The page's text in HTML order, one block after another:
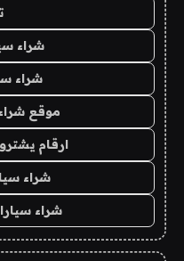
شراء
شراء
موقع
ارقام
شراء
شراء